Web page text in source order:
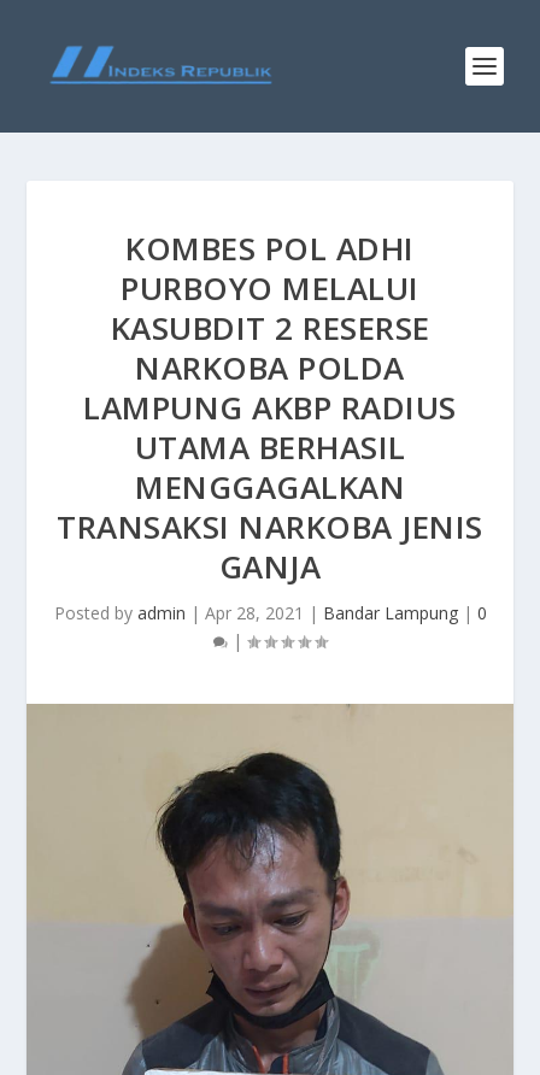
KOMBES POL ADHI
PURBOYO MELALUI
KASUBDIT 2 RESERSE
NARKOBA POLDA
LAMPUNG AKBP RADIUS
UTAMA BERHASIL
MENGGAGALKAN
TRANSAKSI NARKOBA JENIS
GANJA
Posted by admin | Apr 28, 2021 | Bandar Lampung| 0
|